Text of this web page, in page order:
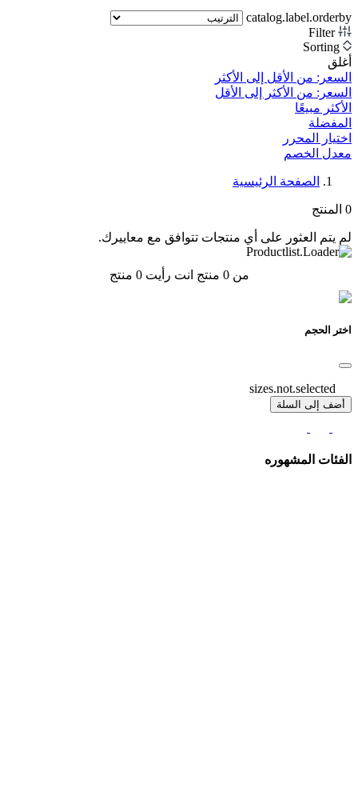
catalog.label.orderby
Filter
Sorting
أغلق
السعر: من الأقل إلى الأكثر
السعر: من الأكثر إلى الأقل
الأكثر مبيعًا
المفضلة
اختيار المحرر
معدل الخصم‎
الصفحة الرئيسية
0 المنتج
لم يتم العثور على أي منتجات تتوافق مع معاييرك.
من 0 منتج انت رأيت 0 منتج
اختر الحجم
sizes.not.selected
أضف إلى السلة
الفئات المشهوره